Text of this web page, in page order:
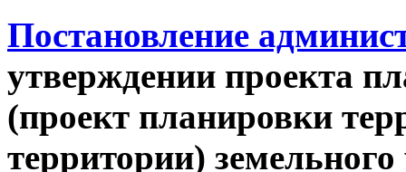
Постановление
утверждении проекта
(проект планировки
территории)